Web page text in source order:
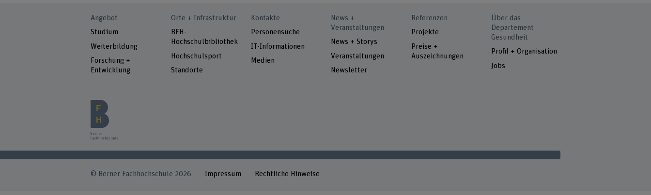
Angebot
Studium
Weiterbildung
Forschung +
Entwicklung
Orte + Infrastruktur
BFH-
Hochschulbibliothek
Hochschulsport
Standorte
Kontakte
Personensuche
IT-Informationen
Medien
News +
Veranstaltungen
News + Storys
Veranstaltungen
Newsletter
Referenzen
Projekte
Preise +
Auszeichnungen
Über das
Departement
Gesundheit
Profil + Organisation
Jobs
© Berner Fachhochschule 2026 Impressum Rechtliche Hinweise